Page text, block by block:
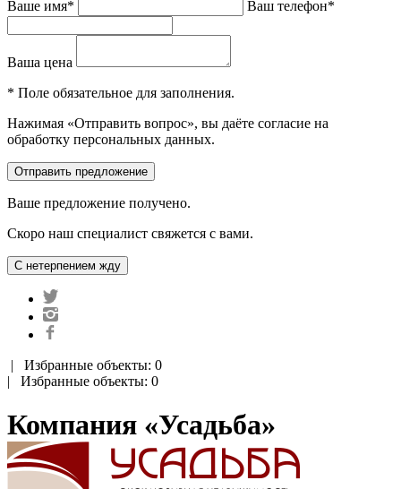
Ваше имя*
Ваш телефон*
Ваша цена
* Поле обязательное для заполнения.
Нажимая «Отправить вопрос», вы даёте согласие на
обработку персональных данных.
Ваше предложение получено.
Скоро наш специалист свяжется с вами.
| Избранные объекты: 0
| Избранные объекты: 0
Компания «Усадьба»